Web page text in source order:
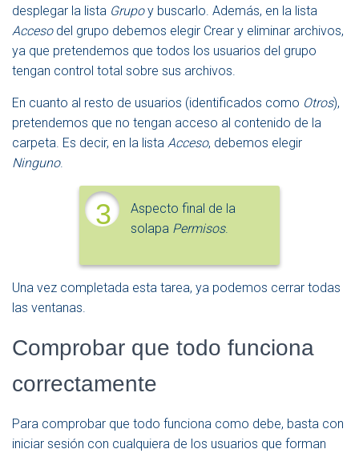
desplegar la lista Grupoy buscarlo. Además, en la lista
Accesodel grupo debemos elegir Crear y eliminar archivos,
ya que pretendemos que todos los usuarios del grupo
tengan control total sobre sus archivos.
En cuanto al resto de usuarios (identificados como Otros),
pretendemos que no tengan acceso al contenido de la
carpeta. Es decir, en la lista Acceso, debemos elegir
Ninguno.
3
Aspecto final de la
solapa Permisos.
Una vez completada esta tarea, ya podemos cerrar todas
las ventanas.
Comprobar que todo funciona
correctamente
Para comprobar que todo funciona como debe, basta con
iniciar sesión con cualquiera de los usuarios que forman